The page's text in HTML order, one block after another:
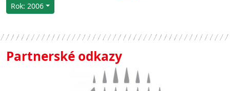
Rok: 2006
Partnerské odkazy